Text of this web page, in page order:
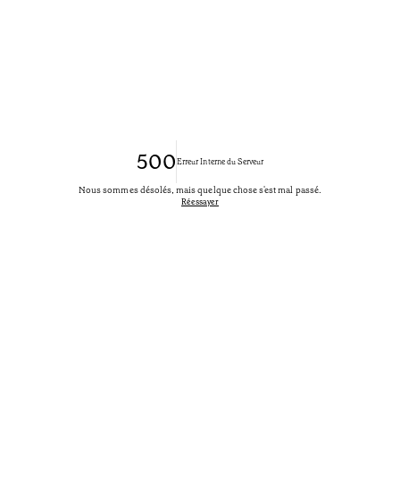
500Erreur Interne du Serveur
Nous sommes désolés, mais quelque chose s'est mal passé.
Réessayer